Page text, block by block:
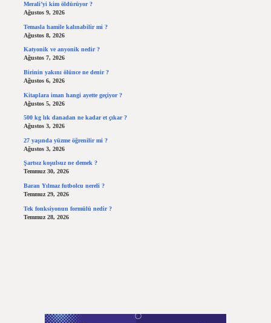
Merali’yi kim öldürüyor ?
Ağustos 9, 2026
Temasla hamile kalınabilir mi ?
Ağustos 8, 2026
Katyonik ve anyonik nedir ?
Ağustos 7, 2026
Birinin yakını ölünce ne denir ?
Ağustos 6, 2026
Kitaplara iman hangi ayette geçiyor ?
Ağustos 5, 2026
500 kg lık danadan ne kadar et çıkar ?
Ağustos 3, 2026
27 yaşında yüzme öğrenilir mi ?
Ağustos 3, 2026
Şartsız koşulsuz ne demek ?
Temmuz 30, 2026
Baran Yılmaz futbolcu nereli ?
Temmuz 29, 2026
Tek fonksiyonun formülü nedir ?
Temmuz 28, 2026